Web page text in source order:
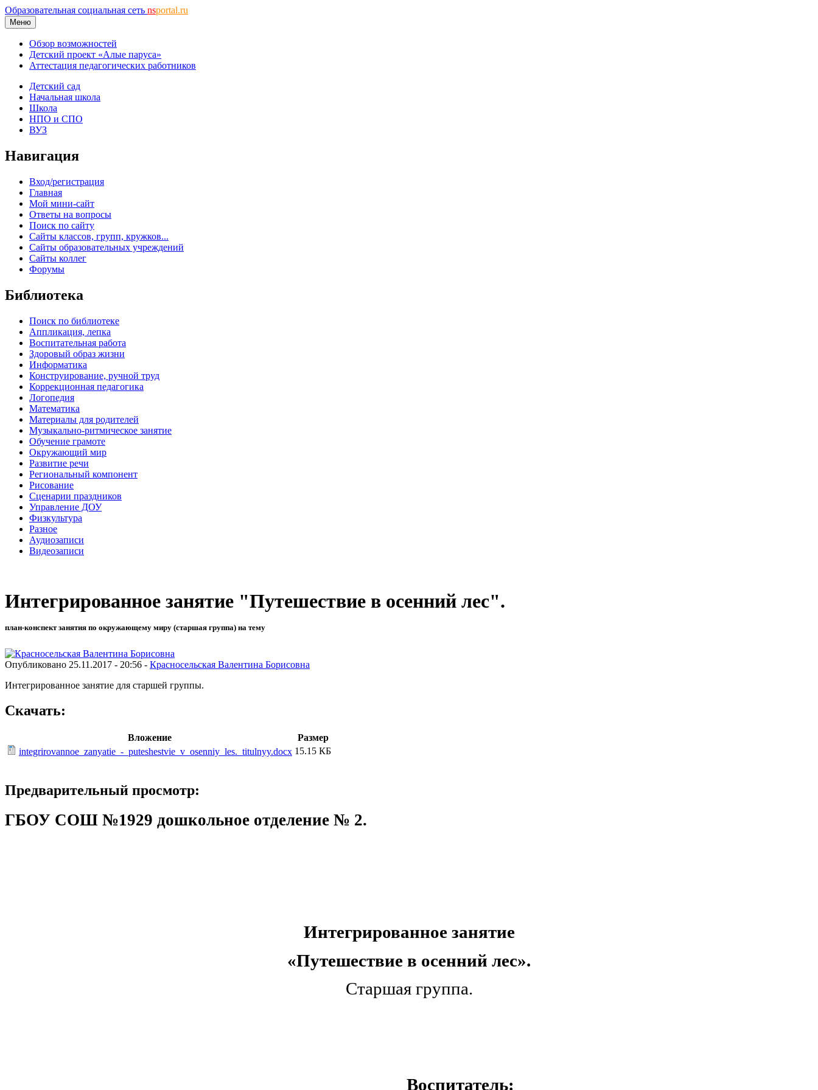
Образовательная социальная сеть nsportal.ru
Меню
Обзор возможностей
Детский проект «Алые паруса»
Аттестация педагогических работников
Детский сад
Начальная школа
Школа
НПО и СПО
ВУЗ
Навигация
Вход/регистрация
Главная
Мой мини-сайт
Ответы на вопросы
Поиск по сайту
Сайты классов, групп, кружков...
Сайты образовательных учреждений
Сайты коллег
Форумы
Библиотека
Поиск по библиотеке
Аппликация, лепка
Воспитательная работа
Здоровый образ жизни
Информатика
Конструирование, ручной труд
Коррекционная педагогика
Логопедия
Математика
Материалы для родителей
Музыкально-ритмическое занятие
Обучение грамоте
Окружающий мир
Развитие речи
Региональный компонент
Рисование
Сценарии праздников
Управление ДОУ
Физкультура
Разное
Аудиозаписи
Видеозаписи
Интегрированное занятие "Путешествие в осенний лес".
план-конспект занятия по окружающему миру (старшая группа) на тему
Опубликовано 25.11.2017 - 20:56 - Красносельская Валентина Борисовна
Интегрированное занятие для старшей группы.
Скачать:
Вложение
Размер
integrirovannoe_zanyatie_-_puteshestvie_v_osenniy_les._titulnyy.docx 15.15 КБ
Предварительный просмотр:
ГБОУ СОШ №1929 дошкольное отделение № 2.
Интегрированное занятие
«Путешествие в осенний лес».
Старшая группа.
Воспитатель: